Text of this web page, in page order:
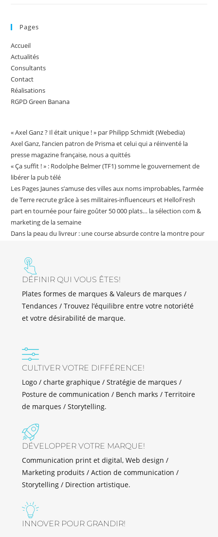
Pages
Accueil
Actualités
Consultants
Contact
Réalisations
RGPD Green Banana
« Axel Ganz ? Il était unique ! » par Philipp Schmidt (Webedia)
Axel Ganz, l’ancien patron de Prisma et celui qui a réinventé la
presse magazine française, nous a quittés
« Ça suffit ! » : Rodolphe Belmer (TF1) somme le gouvernement de
libérer la pub télé
Les Pages Jaunes s’amuse des villes aux noms improbables, l’armée
de Terre recrute grâce à ses militaires-influenceurs et HelloFresh
part en tournée pour faire goûter 50 000 plats… la sélection com &
marketing de la semaine
Dans la peau du livreur : une course absurde contre la montre pour
DÉFINIR QUI VOUS ÊTES!
Plates formes de marques & Valeurs de marques /
Tendances / Trouvez l’équilibre entre votre notoriété
et votre désirabilité de marque.
CULTIVER VOTRE DIFFÉRENCE!
Logo / charte graphique / Stratégie de marques /
Posture de communication / Bench marks / Territoire
de marques / Storytelling.
DÉVELOPPER VOTRE MARQUE!
Communication print et digital, Web design /
Marketing produits / Action de communication /
Storytelling / Direction artistique.
INNOVER POUR GRANDIR!